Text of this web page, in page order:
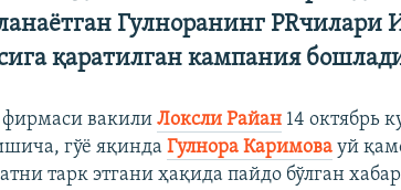
Гулноранинг PRчилари
қаратилган кампания
фирмаси вакилиЛоксли Райан 14 октябрь
гўё яқиндаГулнора Каримова уй
тарк этгани ҳақида пайдо бўлган